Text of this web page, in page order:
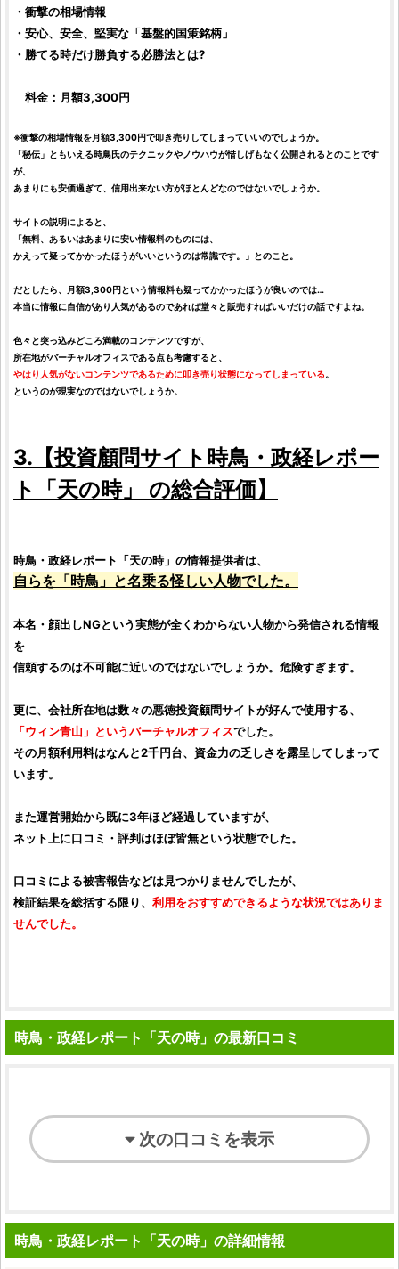
・衝撃の相場情報
・安心、安全、堅実な「基盤的国策銘柄 」
・勝てる時だけ勝負する必勝法とは?
料金：月額3,300円
※衝撃の相場情報を月額3,300円で叩き売りしてしまっていいのでしょうか。
「秘伝」ともいえる時鳥氏のテクニックやノウハウが惜しげもなく公開されるとのことです
が、
あまりにも安価過ぎて、信用出来ない方がほとんどなのではないでしょうか。
サイトの説明によると、
「無料、あるいはあまりに安い情報料のものには、
かえって疑ってかかったほうがいいというのは常識です。」とのこと。
だとしたら、月額3,300円という情報料も疑ってかかったほうが良いのでは…
本当に情報に自信があり人気があるのであれば堂々と販売すればいいだけの話ですよね。
色々と突っ込みどころ満載のコンテンツですが、
所在地がバーチャルオフィスである点も考慮すると、
やはり人気がないコンテンツであるために叩き売り状態になってしまっている。
というのが現実なのではないでしょうか。
3.【投資顧問サイト 時鳥・政経レポー
ト「天の時」 の総合評価】
時鳥・政経レポート「天の時」 の情報提供者は、
自らを「時鳥」と名乗る怪しい人物でした。
本名・顔出しNGという実態が全くわからない人物から発信される情報
を
信頼するのは不可能に近いのではないでしょうか。危険すぎます。
更に、会社所在地は数々の悪徳投資顧問サイトが好んで使用する、
「ウィン青山」というバーチャルオフィスでした。
その月額利用料はなんと2千円台、資金力の乏しさを露呈してしまって
います。
また運営開始から既に3年ほど経過していますが、
ネット上に口コミ ・ 評判はほぼ皆無という状態でした。
口コミ による被害報告などは見つかりませんでしたが、
検証結果を総括する限り、 利用をおすすめできるような状況ではありま
せんでした。
時鳥・政経レポート「天の時」の最新口コミ
次の口コミを表示
時鳥・政経レポート「天の時」の詳細情報